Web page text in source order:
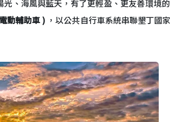
、海風與藍天，有了更輕盈、更友善環境
動輔助車 ) ，以公共自行車系統串聯墾丁國